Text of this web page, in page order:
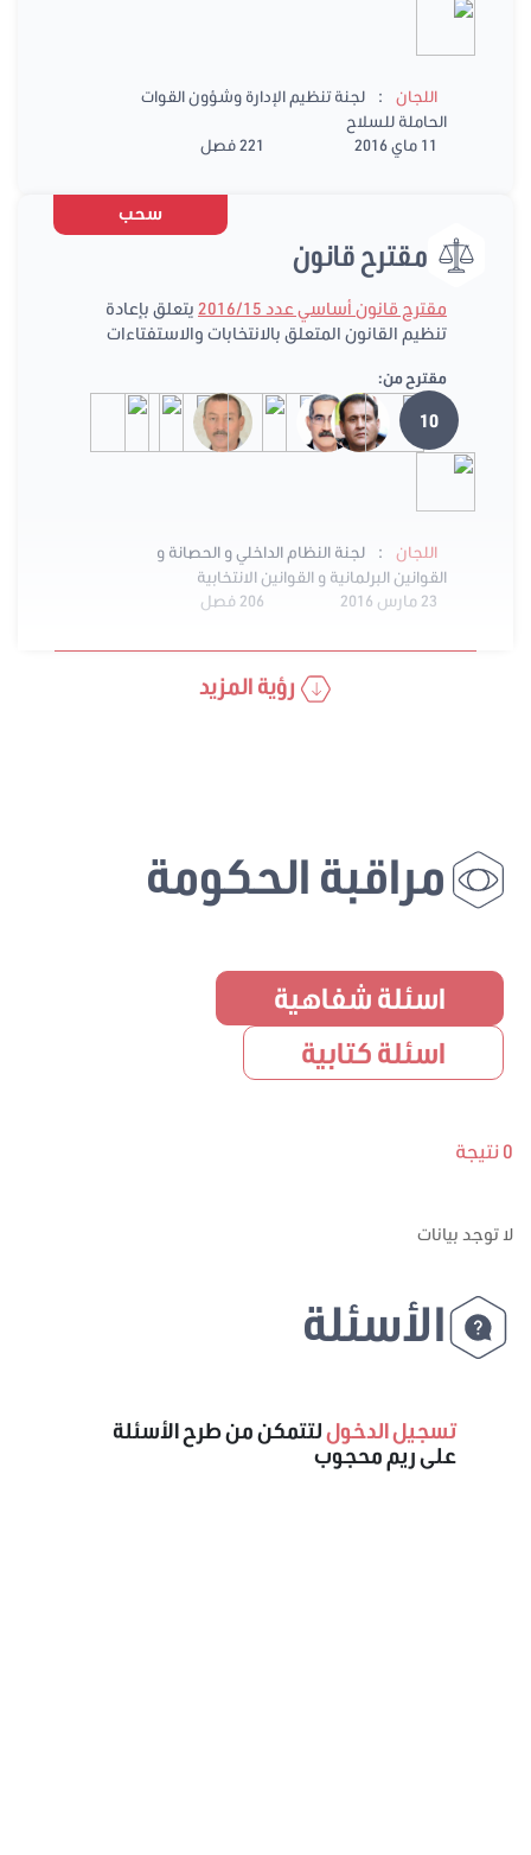
اللجان :
لجنة تنظيم الإدارة وشؤون القوات
الحاملة للسلاح
11 ماي 2016
221 فصل
سحب
مقترح قانون
مقترح قانون أساسي عدد 2016/15
يتعلق بإعادة
تنظيم القانون المتعلق بالانتخابات والاستفتاءات
مقترح من:
10
اللجان :
لجنة النظام الداخلي و الحصانة و
القوانين البرلمانية و القوانين الانتخابية
23 مارس 2016
206 فصل
رؤية المزيد
مراقبة الحكومة
اسئلة شفاهية
اسئلة كتابية
0 نتيجة
لا توجد بيانات
الأسئلة
تسجيل الدخوللتتمكن من طرح الأسئلة
على ريم محجوب